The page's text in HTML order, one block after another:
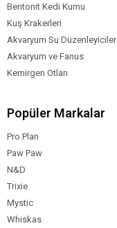
Bentonit Kedi Kumu
Kuş Krakerleri
Akvaryum Su Düzenleyiciler
Akvaryum ve Fanus
Kemirgen Otları
Popüler Markalar
Pro Plan
Paw Paw
N&D
Trixie
Mystic
Whiskas